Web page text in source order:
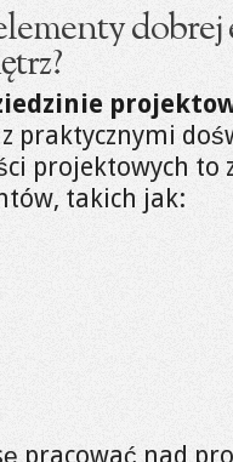
praktycznymi
projektowych to
takich jak:
pracować nad